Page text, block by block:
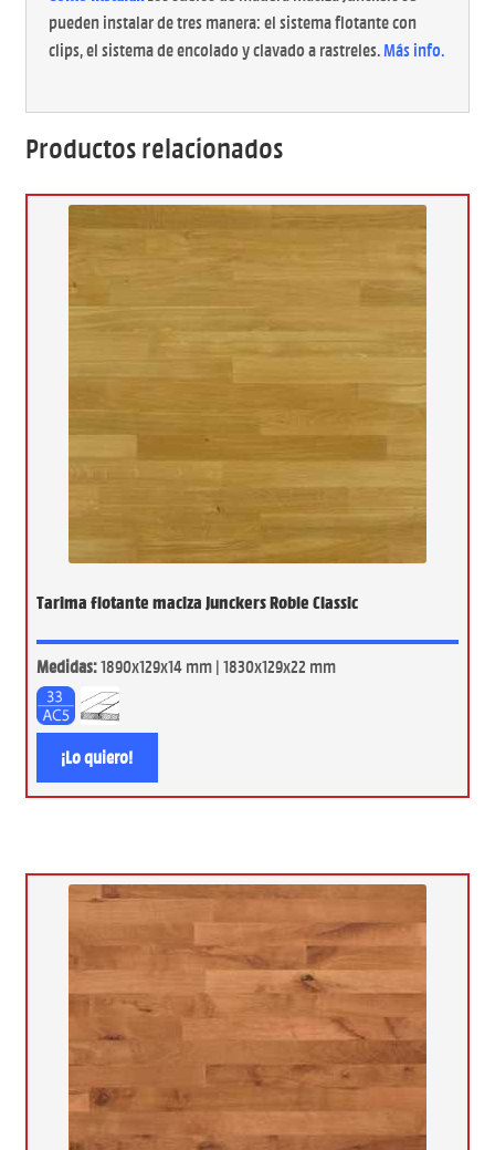
pueden instalar de tres manera: el sistema flotante con
clips, el sistema de encolado y clavado a rastreles.Más info.
Productos relacionados
Tarima flotante maciza Junckers Roble Classic
Medidas:1890x129x14 mm | 1830x129x22 mm
¡Lo quiero!